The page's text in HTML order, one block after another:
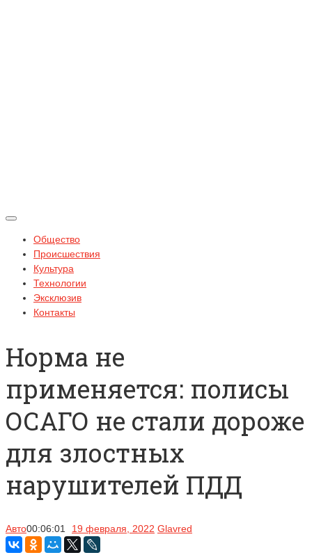
Общество
Происшествия
Культура
Технологии
Эксклюзив
Контакты
Норма не
применяется: полисы
ОСАГО не стали дороже
для злостных
нарушителей ПДД
Авто00:06:01 19 февраля, 2022 Glavred